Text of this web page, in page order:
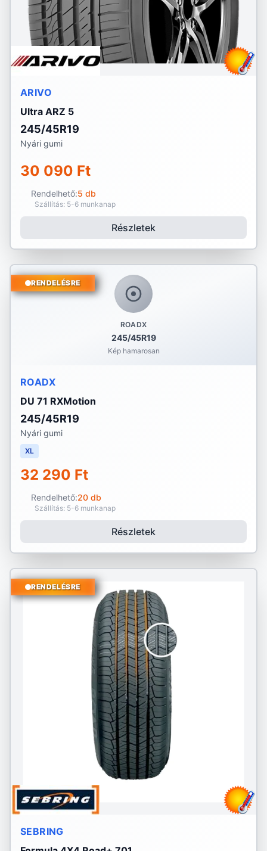
ARIVO
Ultra ARZ 5
245/45R19
Nyári gumi
30 090 Ft
Rendelhető:5 db
Szállítás: 5-6 munkanap
Részletek
ROADX
245/45R19
Kép hamarosan
RENDELÉSRE
ROADX
DU 71 RXMotion
245/45R19
Nyári gumi
XL
32 290 Ft
Rendelhető:20 db
Szállítás: 5-6 munkanap
Részletek
RENDELÉSRE
SEBRING